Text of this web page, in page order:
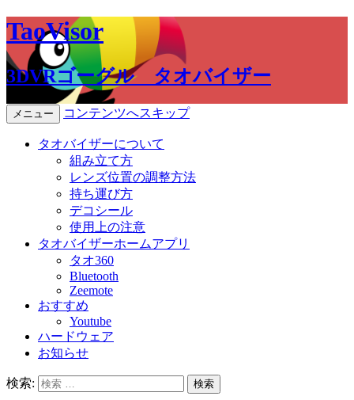
TaoVisor
3DVRゴーグル タオバイザー
メニュー コンテンツへスキップ
タオバイザーについて
組み立て方
レンズ位置の調整方法
持ち運び方
デコシール
使用上の注意
タオバイザーホームアプリ
タオ360
Bluetooth
Zeemote
おすすめ
Youtube
ハードウェア
お知らせ
検索: